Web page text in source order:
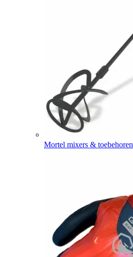
Mortel mixers & toebehoren